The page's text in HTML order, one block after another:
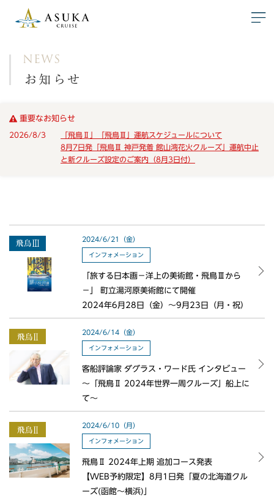
NEWS
お知らせ
重要なお知らせ
2026/8/3 「飛鳥Ⅱ」「飛鳥Ⅲ」運航スケジュールについて
8月7日発「飛鳥Ⅲ 神戸発着 館山湾花火クルーズ」運航中止
と新クルーズ設定のご案内（8月3日付）
2024/6/21（金）
インフォメーション
「旅する日本画－洋上の美術館・飛鳥Ⅲから
－」 町立湯河原美術館にて開催
2024年6月28日（金）～9月23日（月・祝）
2024/6/14（金）
インフォメーション
客船評論家 ダグラス・ワード氏 インタビュー
～「飛鳥Ⅱ 2024年世界一周クルーズ」船上に
て～
2024/6/10（月）
インフォメーション
飛鳥Ⅱ 2024年上期 追加コース発表
【WEB予約限定】8月1日発「夏の北海道クル
ーズ(函館～横浜)」